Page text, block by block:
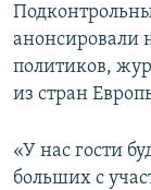
поискуИНФОГРАФИКА
ТЕЛЕПРОЕКТ
СОВЕТЫ
ПОБЕДИТЕЛЕЙ
КАК ОБОЙТИ
Українською
Qırımtatar
ПРИСОЕДИНЯЙТЕСЬ!
анонсировали
политиков,
из стран
«У нас гости
больших с